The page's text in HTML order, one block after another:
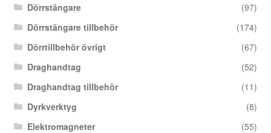
Dörrstängare
(97)
Dörrstängare tillbehör
(174)
Dörrtillbehör övrigt
(67)
Draghandtag
(52)
Draghandtag tillbehör
(11)
Dyrkverktyg
(8)
Elektromagneter
(55)